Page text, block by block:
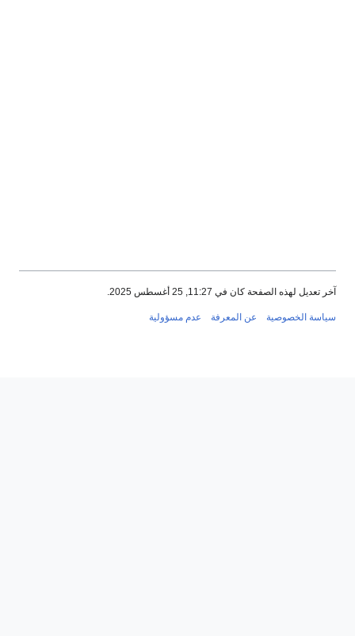
كان في 11:27, 25 أغسطس 2025.
عن المعرفة عدم مسؤولية